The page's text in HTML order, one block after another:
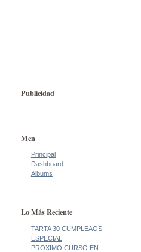
Publicidad
Men
Principal
Dashboard
Albums
Lo Más Reciente
TARTA 30 CUMPLEAOS
ESPECIAL
PROXIMO CURSO EN